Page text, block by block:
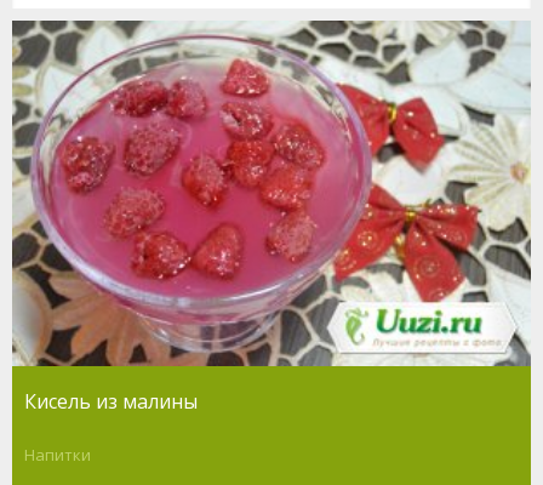
Кисель из малины
Напитки